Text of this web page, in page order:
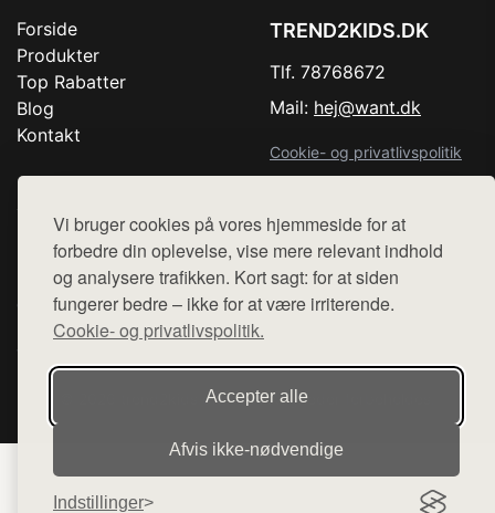
Vi bruger cookies på vores hjemmeside for at
forbedre din oplevelse, vise mere relevant indhold
og analysere trafikken. Kort sagt: for at siden
fungerer bedre – ikke for at være irriterende.
Cookie- og privatlivspolitik.
Accepter alle
Afvis ikke‑nødvendige
Indstillinger
Forside
Produkter
Top Rabatter
Blog
Kontakt
TREND2KIDS.DK
Tlf. 78768672
Mail: hej@want.dk
Cookie- og privatlivspolitik
Denne side er en del af want.dk, der udgiver en række
hjemmesider med præsentation af forskellige produkter fra
diverse webshops. Der sælges ikke varer fra denne side - vi
henviser til de shops, som sælger varen. Vi har heller ikke
varerne på lager.
© 2026 trend2kids.dk. Alle rettigheder forbeholdes.